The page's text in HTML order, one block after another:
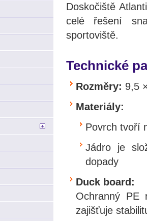
Doskočiště
celé řešení
sportoviště.
Technické
Rozměry: 9,5
Materiály:
Povrch tvoří
Jádro je
dopady
Duck board:
Ochranný PE
zajišťuje